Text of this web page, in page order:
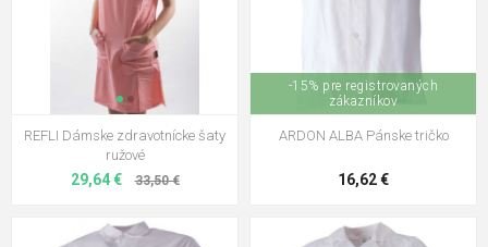
REFLI Dámske zdravotnícke šaty
ružové
29,64 € 33,50 €
-15% pre registrovaných
zákazníkov
ARDON ALBA Pánske tričko
16,62 €